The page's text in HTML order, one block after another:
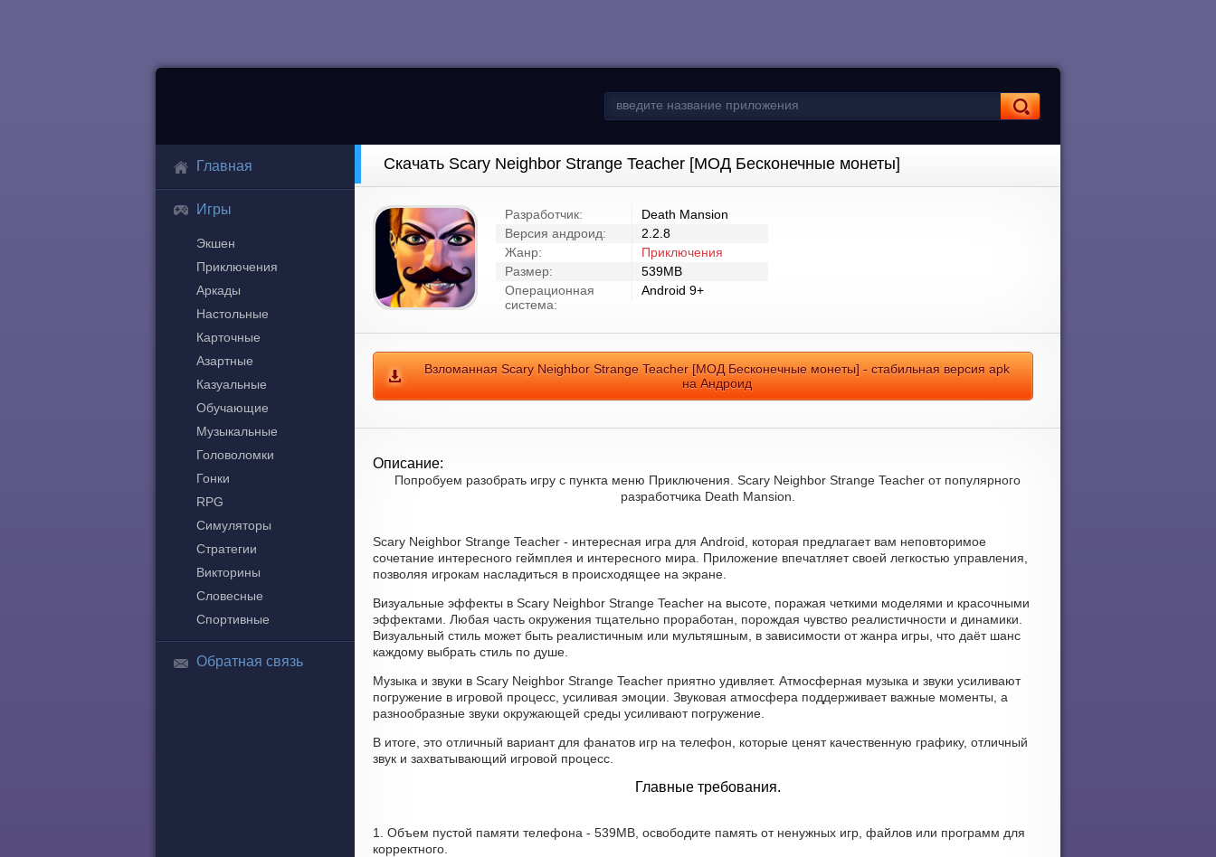
Главная
Игры
Экшен
Приключения
Аркады
Настольные
Карточные
Азартные
Казуальные
Обучающие
Музыкальные
Головоломки
Гонки
RPG
Симуляторы
Стратегии
Викторины
Словесные
Спортивные
Обратная связь
Скачать Scary Neighbor Strange Teacher [МОД Бесконечные монеты]
Разработчик:
Death Mansion
Версия андроид:
2.2.8
Жанр:
Приключения
Размер:
539MB
Операционная
система:
Android 9+
Взломанная Scary Neighbor Strange Teacher [МОД Бесконечные монеты] - стабильная версия apk
на Андроид
Описание:
Попробуем разобрать игру с пункта меню Приключения. Scary Neighbor Strange Teacher от популярного
разработчика Death Mansion.
Scary Neighbor Strange Teacher - интересная игра для Android, которая предлагает вам неповторимое
сочетание интересного геймплея и интересного мира. Приложение впечатляет своей легкостью управления,
позволяя игрокам насладиться в происходящее на экране.
Визуальные эффекты в Scary Neighbor Strange Teacher на высоте, поражая четкими моделями и красочными
эффектами. Любая часть окружения тщательно проработан, порождая чувство реалистичности и динамики.
Визуальный стиль может быть реалистичным или мультяшным, в зависимости от жанра игры, что даёт шанс
каждому выбрать стиль по душе.
Музыка и звуки в Scary Neighbor Strange Teacher приятно удивляет. Атмосферная музыка и звуки усиливают
погружение в игровой процесс, усиливая эмоции. Звуковая атмосфера поддерживает важные моменты, а
разнообразные звуки окружающей среды усиливают погружение.
В итоге, это отличный вариант для фанатов игр на телефон, которые ценят качественную графику, отличный
звук и захватывающий игровой процесс.
Главные требования.
1. Объем пустой памяти телефона - 539MB, освободите память от ненужных игр, файлов или программ для
корректного.